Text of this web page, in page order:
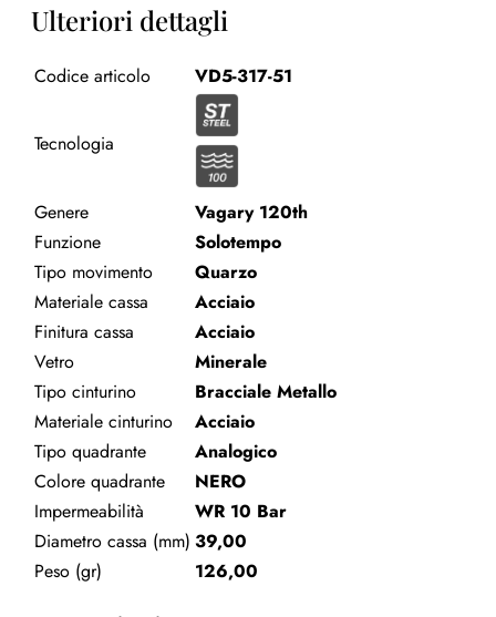
Ulteriori dettagli
Codice articolo VD5-317-51
Tecnologia
Genere
Vagary 120th
Funzione
Solotempo
Tipo movimento
Quarzo
Materiale cassa
Acciaio
Finitura cassa
Acciaio
Vetro
Minerale
Tipo cinturino
Bracciale Metallo
Materiale cinturino
Acciaio
Tipo quadrante
Analogico
Colore quadrante
NERO
Impermeabilità
WR 10 Bar
Diametro cassa (mm) 39,00
Peso (gr)
126,00